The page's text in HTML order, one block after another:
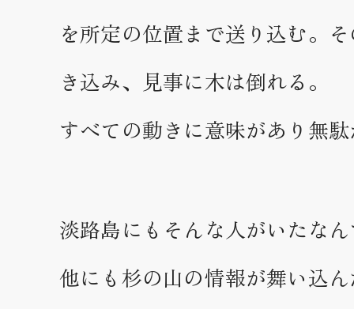
を所定の位置まで送り込む。
き込み、見事に木は倒れる。
すべての動きに意味があり無
淡路島にもそんな人がいたな
他にも杉の山の情報が舞い込